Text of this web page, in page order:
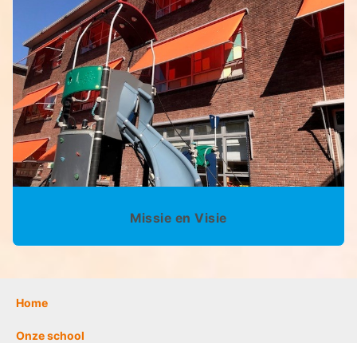
Missie en Visie
Home
Onze school